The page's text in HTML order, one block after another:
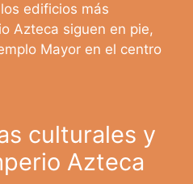
edificios más
Azteca siguen en pie,
Mayor en el centro
culturales y
Azteca